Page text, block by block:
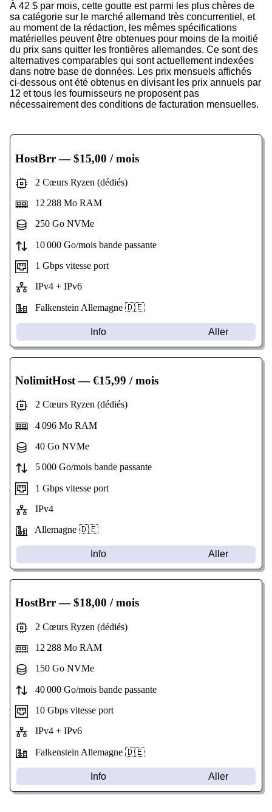
À 42 $ par mois, cette goutte est parmi les plus chères de
sa catégorie sur le marché allemand très concurrentiel, et
au moment de la rédaction, les mêmes spécifications
matérielles peuvent être obtenues pour moins de la moitié
du prix sans quitter les frontières allemandes. Ce sont des
alternatives comparables qui sont actuellement indexées
dans notre base de données. Les prix mensuels affichés
ci-dessous ont été obtenus en divisant les prix annuels par
12 et tous les fournisseurs ne proposent pas
nécessairement des conditions de facturation mensuelles.
HostBrr— $15,00 / mois
2 Cœurs Ryzen (dédiés)
12 288 Mo RAM
250 Go NVMe
10 000 Go/mois bande passante
1 Gbps vitesse port
IPv4 + IPv6
Falkenstein Allemagne 🇩🇪
Info Aller
NolimitHost— €15,99 / mois
2 Cœurs Ryzen (dédiés)
4 096 Mo RAM
40 Go NVMe
5 000 Go/mois bande passante
1 Gbps vitesse port
IPv4
Allemagne 🇩🇪
Info Aller
HostBrr— $18,00 / mois
2 Cœurs Ryzen (dédiés)
12 288 Mo RAM
150 Go NVMe
40 000 Go/mois bande passante
10 Gbps vitesse port
IPv4 + IPv6
Falkenstein Allemagne 🇩🇪
Info Aller